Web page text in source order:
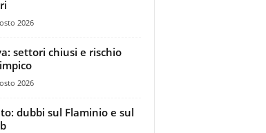
2026
settori chiusi e rischio
2026
dubbi sul Flaminio e sul